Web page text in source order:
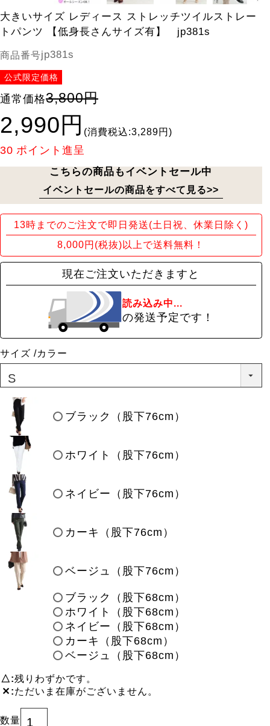
大きいサイズ レディース ストレッチツイルストレー
トパンツ 【低身長さんサイズ有】 jp381s
商品番号jp381s
公式限定価格
通常価格3,800円
2,990円 (消費税込:3,289円)
30 ポイント進呈
こちらの商品もイベントセール中
イベントセールの商品をすべて見る>>
13時までのご注文で即日発送(土日祝、休業日除く)
8,000円(税抜)以上で送料無料！
現在ご注文いただきますと
読み込み中...
の発送予定です！
サイズ カラー
ブラック（股下76cm）
ホワイト（股下76cm）
ネイビー（股下76cm）
カーキ（股下76cm）
ベージュ（股下76cm）
ブラック（股下68cm）
ホワイト（股下68cm）
ネイビー（股下68cm）
カーキ（股下68cm）
ベージュ（股下68cm）
△ 残りわずかです。
✕ ただいま在庫がございません。